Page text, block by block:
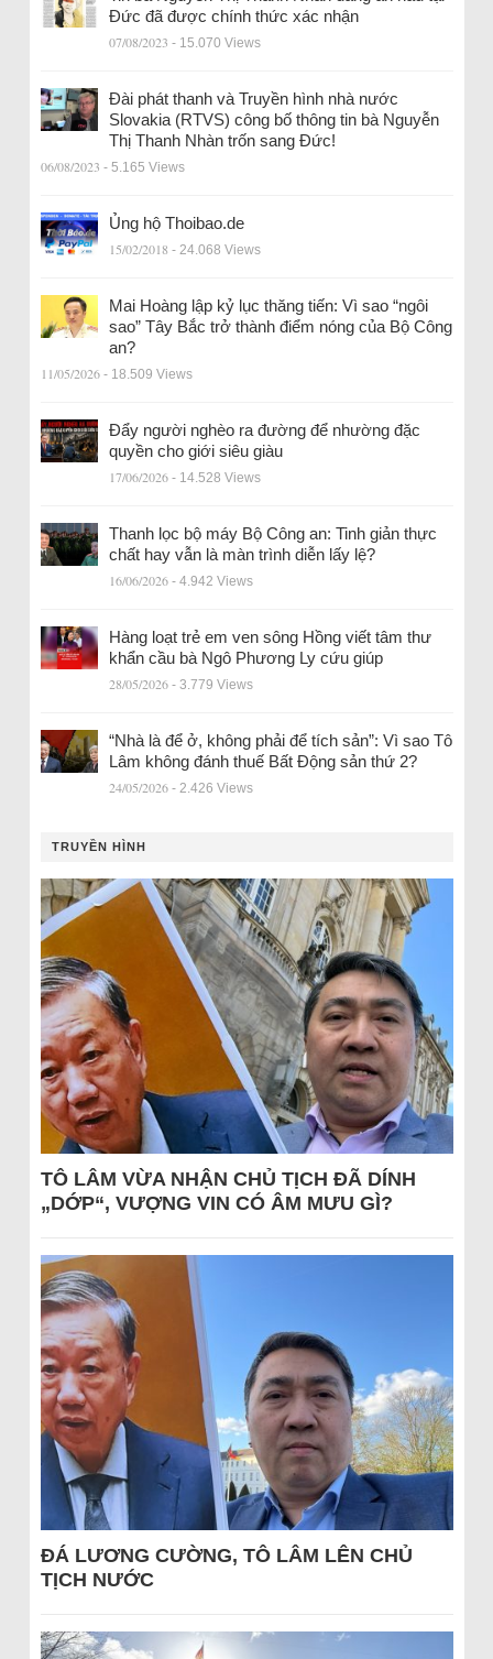
Đức đã được chính thức xác nhận
07/08/2023 - 15.070 Views
Đài phát thanh và Truyền hình nhà nước
Slovakia (RTVS) công bố thông tin bà Nguyễn
Thị Thanh Nhàn trốn sang Đức!
06/08/2023 - 5.165 Views
Ủng hộ Thoibao.de
15/02/2018 - 24.068 Views
Mai Hoàng lập kỷ lục thăng tiến: Vì sao “ngôi
sao” Tây Bắc trở thành điểm nóng của Bộ Công
an?
11/05/2026 - 18.509 Views
Đẩy người nghèo ra đường để nhường đặc
quyền cho giới siêu giàu
17/06/2026 - 14.528 Views
Thanh lọc bộ máy Bộ Công an: Tinh giản thực
chất hay vẫn là màn trình diễn lấy lệ?
16/06/2026 - 4.942 Views
Hàng loạt trẻ em ven sông Hồng viết tâm thư
khẩn cầu bà Ngô Phương Ly cứu giúp
28/05/2026 - 3.779 Views
“Nhà là để ở, không phải để tích sản”: Vì sao Tô
Lâm không đánh thuế Bất Động sản thứ 2?
24/05/2026 - 2.426 Views
TRUYỀN HÌNH
TÔ LÂM VỪA NHẬN CHỦ TỊCH ĐÃ DÍNH
„DỚP“, VƯỢNG VIN CÓ ÂM MƯU GÌ?
ĐÁ LƯƠNG CƯỜNG, TÔ LÂM LÊN CHỦ
TỊCH NƯỚC